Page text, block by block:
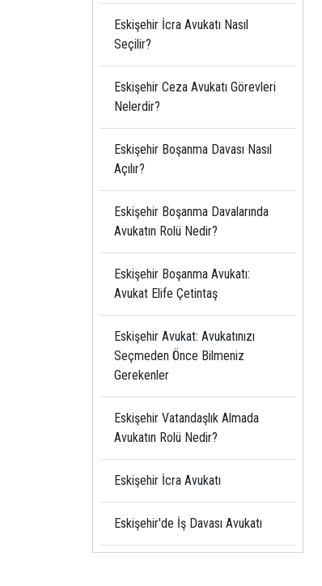
Eskişehir İcra Avukatı Nasıl
Seçilir?
Eskişehir Ceza Avukatı Görevleri
Nelerdir?
Eskişehir Boşanma Davası Nasıl
Açılır?
Eskişehir Boşanma Davalarında
Avukatın Rolü Nedir?
Eskişehir Boşanma Avukatı:
Avukat Elife Çetintaş
Eskişehir Avukat: Avukatınızı
Seçmeden Önce Bilmeniz
Gerekenler
Eskişehir Vatandaşlık Almada
Avukatın Rolü Nedir?
Eskişehir İcra Avukatı
Eskişehir'de İş Davası Avukatı